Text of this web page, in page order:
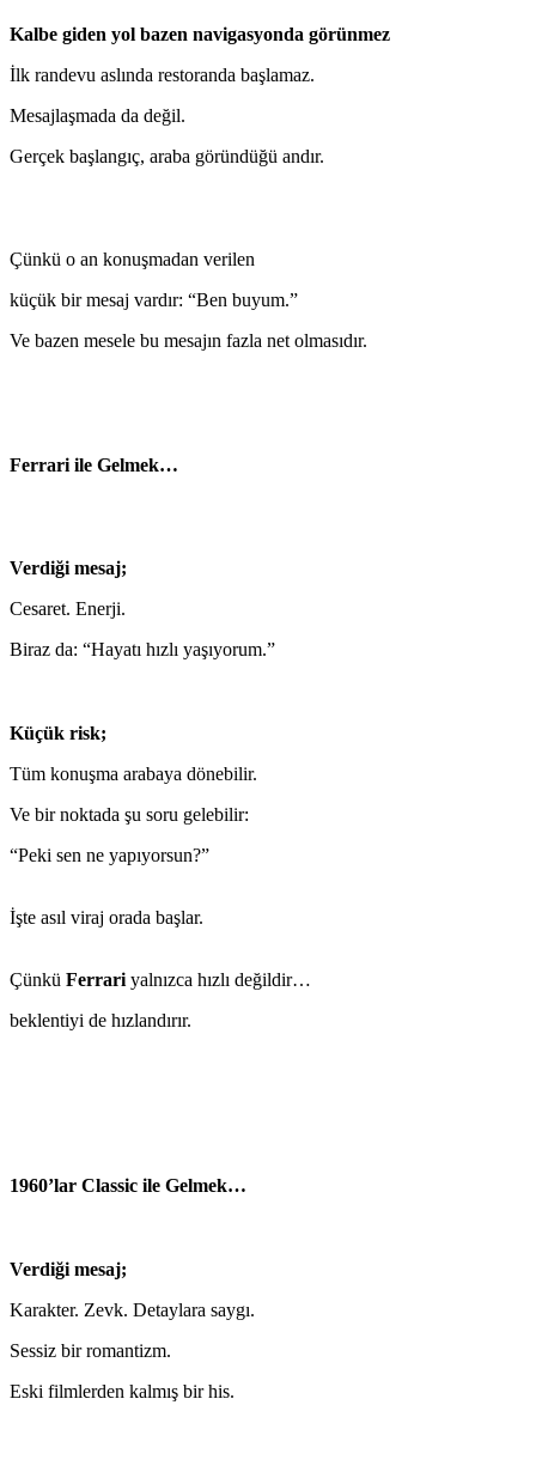
Kalbe giden yol bazen navigasyonda görünmez
İlk randevu aslında restoranda başlamaz.
Mesajlaşmada da değil.
Gerçek başlangıç, araba göründüğü andır.
Çünkü o an konuşmadan verilen
küçük bir mesaj vardır: “Ben buyum.”
Ve bazen mesele bu mesajın fazla net olmasıdır.
Ferrari ile Gelmek…
Verdiği mesaj;
Cesaret. Enerji.
Biraz da: “Hayatı hızlı yaşıyorum.”
Küçük risk;
Tüm konuşma arabaya dönebilir.
Ve bir noktada şu soru gelebilir:
“Peki sen ne yapıyorsun?”
İşte asıl viraj orada başlar.
Çünkü Ferrari yalnızca hızlı değildir…
beklentiyi de hızlandırır.
1960’lar Classic ile Gelmek…
Verdiği mesaj;
Karakter. Zevk. Detaylara saygı.
Sessiz bir romantizm.
Eski filmlerden kalmış bir his.